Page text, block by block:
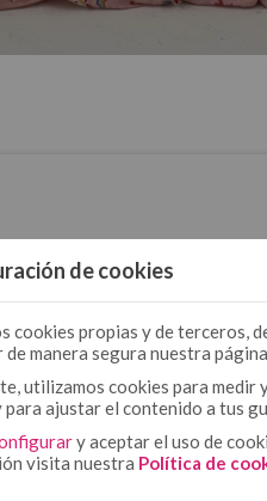
105 cm
de cookies
cookies propias y de terceros,
manera segura nuestra
utilizamos cookies para medir
para ajustar el contenido a tus
y aceptar el uso de
visita nuestra Política de